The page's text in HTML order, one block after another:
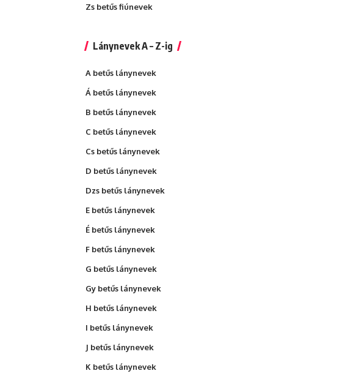
Zs betűs fiúnevek
Lánynevek A – Z-ig
A betűs lánynevek
Á betűs lánynevek
B betűs lánynevek
C betűs lánynevek
Cs betűs lánynevek
D betűs lánynevek
Dzs betűs lánynevek
E betűs lánynevek
É betűs lánynevek
F betűs lánynevek
G betűs lánynevek
Gy betűs lánynevek
H betűs lánynevek
I betűs lánynevek
J betűs lánynevek
K betűs lánynevek